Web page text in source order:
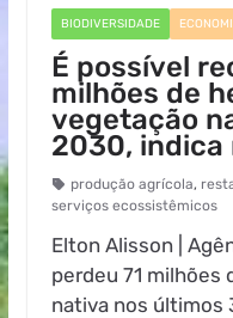
BIODIVERSIDADE
É possível
milhões de
vegetação
2030, indica
produção agrícola,
serviços ecossistêmicos
Elton Alisson |
perdeu 71 milhões
nativa nos últimos